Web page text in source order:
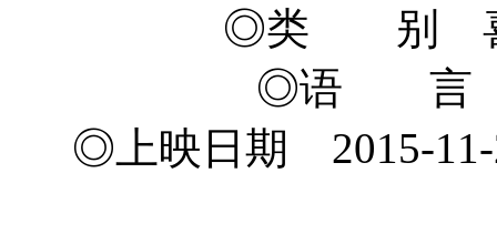
◎类 别 喜
◎语 言
◎上映日期 2015-11-